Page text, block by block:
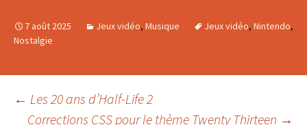
7 août 2025 Jeux vidéo, Musique Jeux vidéo, Nintendo,
Nostalgie
Navigation
← Les 20 ans d’Half-Life 2
Corrections CSS pour le thème Twenty Thirteen →